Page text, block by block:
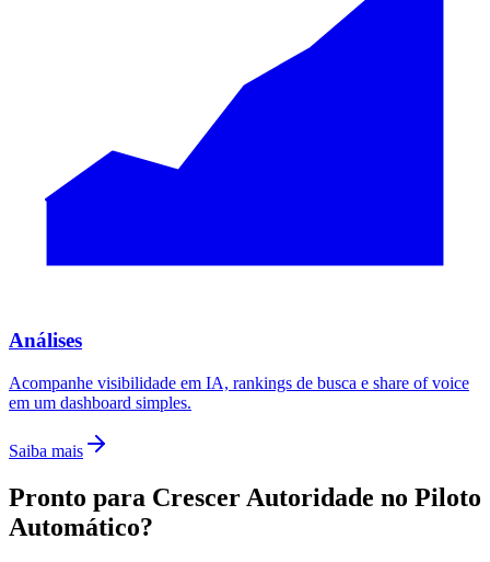
Análises
Acompanhe visibilidade em IA, rankings de busca e share of voice
em um dashboard simples.
Saiba mais
Pronto para Crescer Autoridade no Piloto
Automático?